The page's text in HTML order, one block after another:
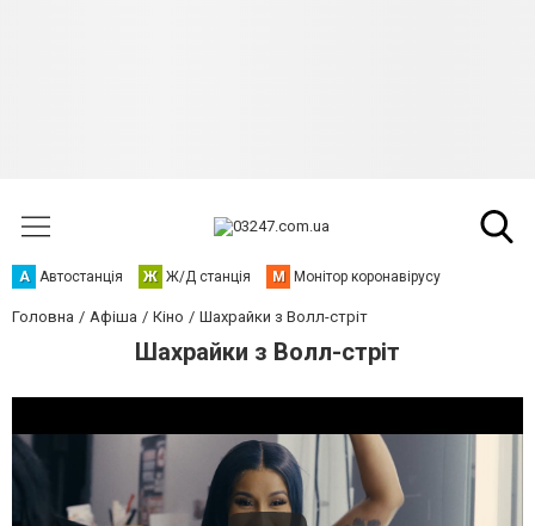
А Автостанція Ж Ж/Д станція М Монітор коронавірусу
Головна Афіша Кіно Шахрайки з Волл-стріт
Шахрайки з Волл-стріт